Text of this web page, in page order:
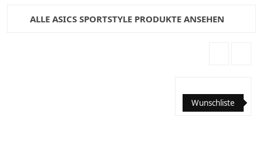
ALLE ASICS SPORTSTYLE PRODUKTE ANSEHEN
Wunschliste